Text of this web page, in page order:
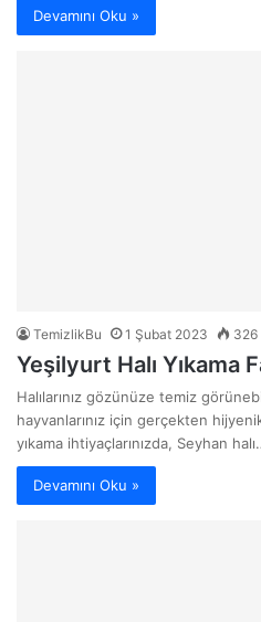
Devamını Oku »
TemizlikBu 1 Şubat 2023 326
Yeşilyurt Halı Yıkama
Halılarınız gözünüze temiz
hayvanlarınız için gerçekten
yıkama ihtiyaçlarınızda, Seyhan
Devamını Oku »